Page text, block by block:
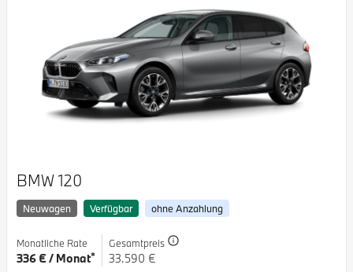
BMW 120
Neuwagen Verfügbar ohne Anzahlung
Monatliche Rate
336 € / Monat*
Gesamtpreis
33.590 €